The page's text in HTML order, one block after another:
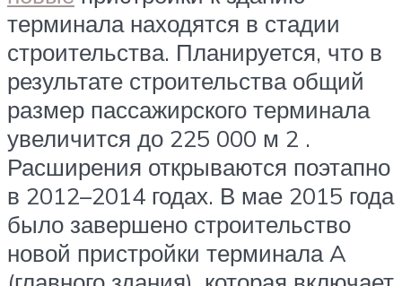
терминала находятся в стадии
строительства. Планируется, что в
результате строительства общий
размер пассажирского терминала
увеличится до 225 000 м 2 .
Расширения открываются поэтапно
в 2012–2014 годах. В мае 2015 года
было завершено строительство
новой пристройки терминала A